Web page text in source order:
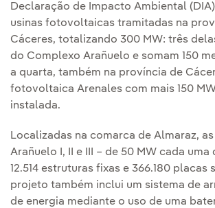
Declaração de Impacto Ambiental
usinas fotovoltaicas tramitadas na
Cáceres, totalizando 300 MW: três
do Complexo Arañuelo e somam 150
a quarta, também na província de
fotovoltaica Arenales com mais 150
instalada.
Localizadas na comarca de Almaraz,
Arañuelo I, II e III – de 50 MW cada uma
12.514 estruturas fixas e 366.180 placas
projeto também inclui um sistema de
de energia mediante o uso de uma